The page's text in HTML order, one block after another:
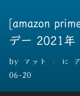
[amazon
デー 2021
by マット に
06-20